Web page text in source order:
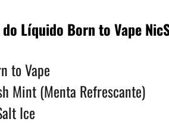
Líquido Born to Vape
to Vape
Mint (Menta Refrescante)
Ice